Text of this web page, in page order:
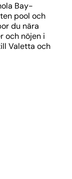
Bay-
pool och
du nära
och nöjen i
Valetta och